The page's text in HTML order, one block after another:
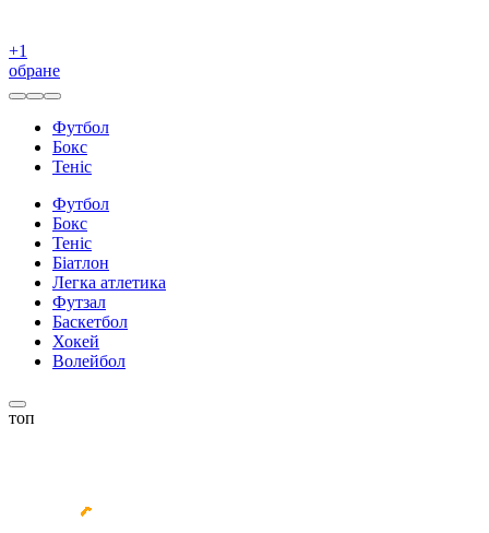
+1
обране
Футбол
Бокс
Теніс
Футбол
Бокс
Теніс
Біатлон
Легка атлетика
Футзал
Баскетбол
Хокей
Волейбол
топ